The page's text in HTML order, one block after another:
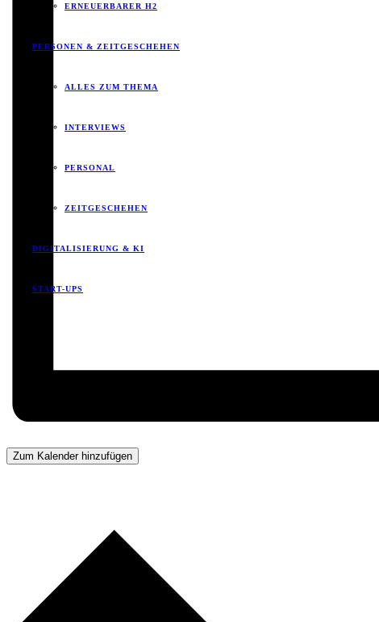
ERNEUERBARER H2
PERSONEN & ZEITGESCHEHEN
ALLES ZUM THEMA
INTERVIEWS
PERSONAL
ZEITGESCHEHEN
DIGITALISIERUNG & KI
START-UPS
Zum Kalender hinzufügen